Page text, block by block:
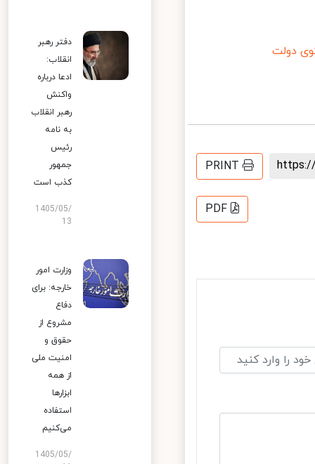
دولت
PRINT
PDF
دفتر رهبر
انقلاب:
ادعا درباره
واکنش
رهبر انقلاب
به نامه
رئیس
جمهور
کذب است
1405/05/
13
وزارت امور
خارجه: برای
دفاع
مشروع از
حقوق و
امنیت ملی
از همه
ابزارها
استفاده
می‌کنیم
1405/05/